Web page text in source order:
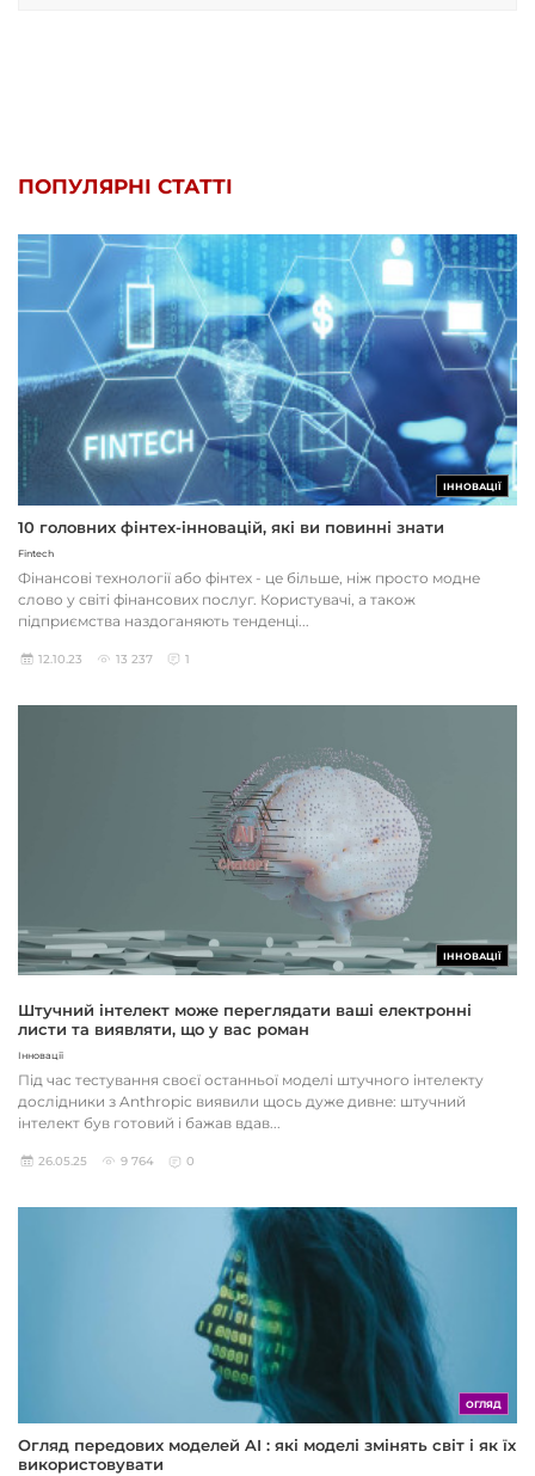
ПОПУЛЯРНІ СТАТТІ
ІННОВАЦІЇ
10 головних фінтех-інновацій, які ви повинні знати
Fintech
Фінансові технології або фінтех - це більше, ніж просто модне
слово у світі фінансових послуг. Користувачі, а також
підприємства наздоганяють тенденці...
12.10.23 13 237 1
ІННОВАЦІЇ
Штучний інтелект може переглядати ваші електронні
листи та виявляти, що у вас роман
Інновації
Під час тестування своєї останньої моделі штучного інтелекту
дослідники з Anthropic виявили щось дуже дивне: штучний
інтелект був готовий і бажав вдав...
26.05.25 9 764 0
ОГЛЯД
Огляд передових моделей AI : які моделі змінять світ і як їх
використовувати